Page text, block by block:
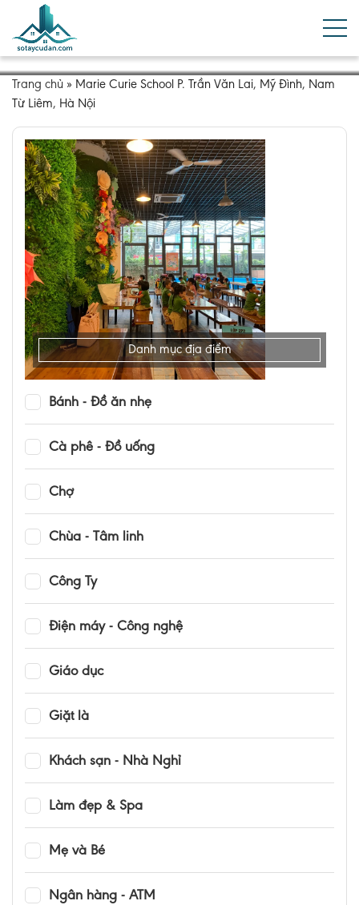
Trang chủ » Marie Curie School P. Trần Văn Lai, Mỹ Đình, Nam
Từ Liêm, Hà Nội
Danh mục địa điểm
Bánh - Đồ ăn nhẹ
Cà phê - Đồ uống
Chợ
Chùa - Tâm linh
Công Ty
Điện máy - Công nghệ
Giáo dục
Giặt là
Khách sạn - Nhà Nghỉ
Làm đẹp & Spa
Mẹ và Bé
Ngân hàng - ATM